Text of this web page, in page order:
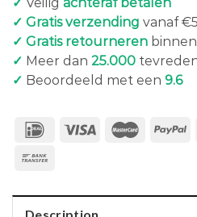
✓ Gratis verzending vanaf
✓ Gratis retourneren
✓ Meer dan 25.000
✓ Beoordeeld met een 9.6